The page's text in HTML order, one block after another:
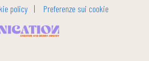
policy | Preferenze sui cookie